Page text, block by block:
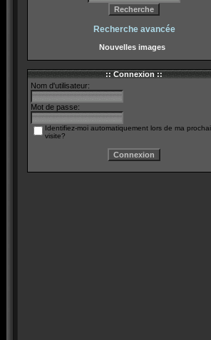
Recherche avancée
Nouvelles images
:: Connexion ::
Nom d'utilisateur:
Mot de passe:
Identifiez-moi automatiquement lors de ma
visite?